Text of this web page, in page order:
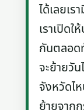
ได้เลยเ
เราเปิด
กันตลอด
จะย้ายวัน
จังหวัดไ
ย้ายจาก